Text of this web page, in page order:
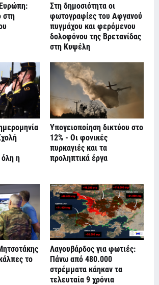
στη
Στη δημοσιότητα οι
φωτογραφίες του Αφγανού
πυγμάχου και φερόμενου
δολοφόνου της Βρετανίδας
στη Κυψέλη
όλη η
Υπογειοποίηση δικτύου στο
12% - Οι φονικές
πυρκαγιές και τα
προληπτικά έργα
το
Λαγουβάρδος για φωτιές:
Πάνω από 480.000
στρέμματα κάηκαν τα
τελευταία 9 χρόνια